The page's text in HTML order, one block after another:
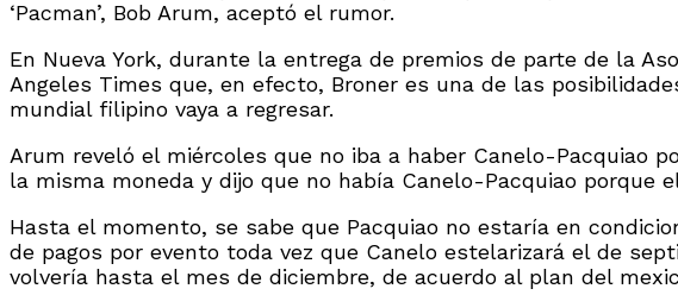
‘Pacman’, Bob Arum, aceptó el rumor.
En Nueva York, durante la entrega de premios de parte de la
Angeles Times que, en efecto, Broner es una de las
mundial filipino vaya a regresar.
Arum reveló el miércoles que no iba a haber Canelo-Pacquiao
la misma moneda y dijo que no había Canelo-Pacquiao porque
Hasta el momento, se sabe que Pacquiao no estaría en
de pagos por evento toda vez que Canelo estelarizará el de
volvería hasta el mes de diciembre, de acuerdo al plan del